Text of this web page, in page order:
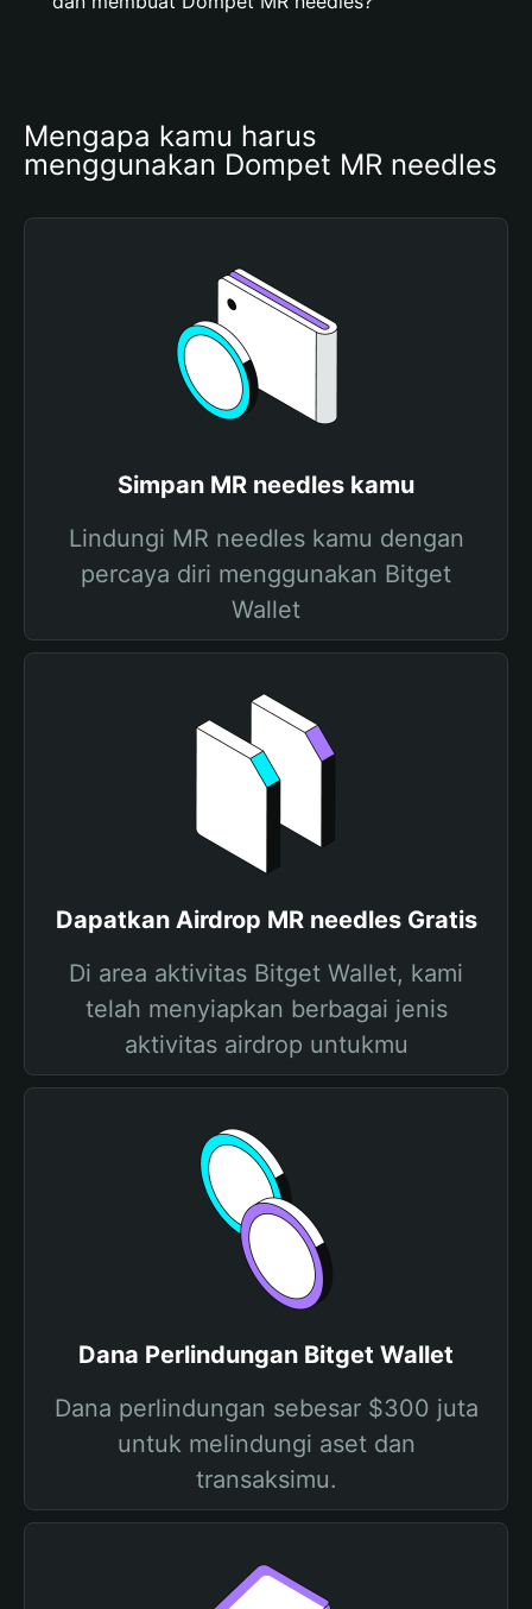
Mengapa kamu harus
menggunakan Dompet MR needles
Simpan MR needles kamu
Lindungi MR needles kamu dengan
percaya diri menggunakan Bitget
Wallet
Dapatkan Airdrop MR needles Gratis
Di area aktivitas Bitget Wallet, kami
telah menyiapkan berbagai jenis
aktivitas airdrop untukmu
Dana Perlindungan Bitget Wallet
Dana perlindungan sebesar $300 juta
untuk melindungi aset dan
transaksimu.